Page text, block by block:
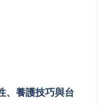
、養護技巧與台